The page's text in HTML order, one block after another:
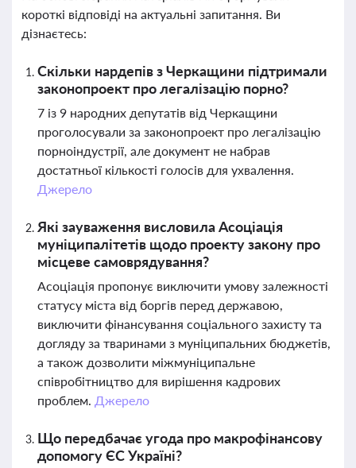
короткі відповіді на актуальні запитання. Ви
дізнаєтесь:
Скільки нардепів з Черкащини підтримали
законопроект про легалізацію порно?
7 із 9 народних депутатів від Черкащини
проголосували за законопроект про легалізацію
порноіндустрії, але документ не набрав
достатньої кількості голосів для ухвалення.
Джерело
Які зауваження висловила Асоціація
муніципалітетів щодо проекту закону про
місцеве самоврядування?
Асоціація пропонує виключити умову залежності
статусу міста від боргів перед державою,
виключити фінансування соціального захисту та
догляду за тваринами з муніципальних бюджетів,
а також дозволити міжмуніципальне
співробітництво для вирішення кадрових
проблем. Джерело
Що передбачає угода про макрофінансову
допомогу ЄС Україні?